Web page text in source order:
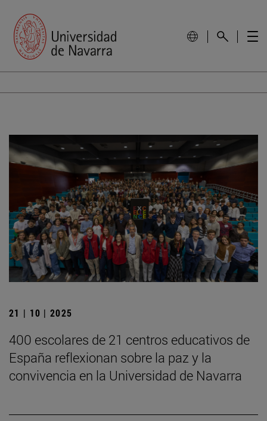
21 | 10 | 2025
400 escolares de 21 centros educativos de
España reflexionan sobre la paz y la
convivencia en la Universidad de Navarra